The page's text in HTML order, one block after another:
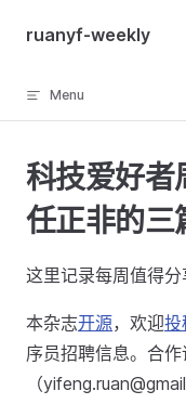
Skip to content
ruanyf-weekly
Menu
科技爱好者
任正非的三
这里记录每周值得分
本杂志开源，欢迎投
序员招聘信息。合作
（